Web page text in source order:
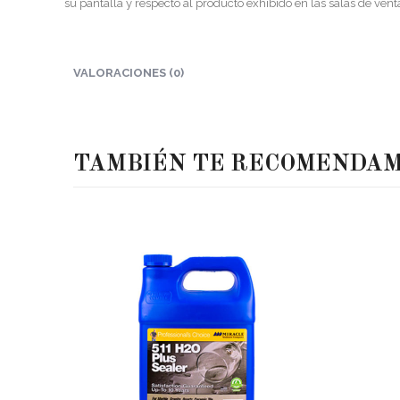
su pantalla y respecto al producto exhibido en las salas de
VALORACIONES (0)
TAMBIÉN TE